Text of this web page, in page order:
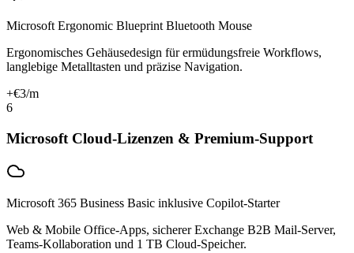
Microsoft Ergonomic Blueprint Bluetooth Mouse
Ergonomisches Gehäusedesign für ermüdungsfreie Workflows,
langlebige Metalltasten und präzise Navigation.
+€3/m
6
Microsoft Cloud-Lizenzen & Premium-Support
Microsoft 365 Business Basic inklusive Copilot-Starter
Web & Mobile Office-Apps, sicherer Exchange B2B Mail-Server,
Teams-Kollaboration und 1 TB Cloud-Speicher.